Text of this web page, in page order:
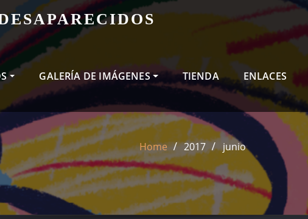
GALERÍA DE IMÁGENES TIENDA ENLACES
Home 2017 junio